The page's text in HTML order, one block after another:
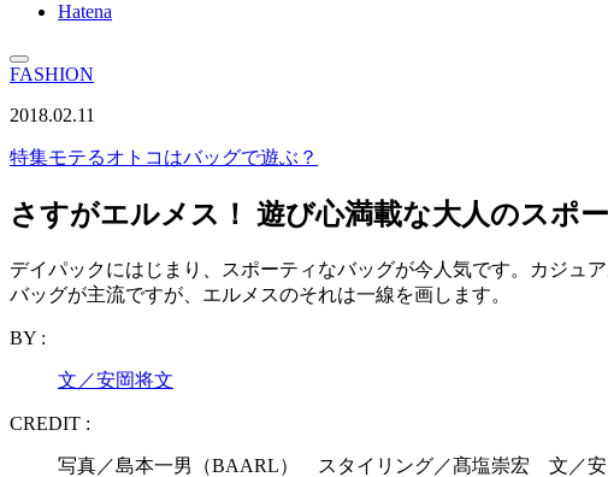
Hatena
FASHION
2018.02.11
特集モテるオトコはバッグで遊ぶ？
さすがエルメス！ 遊び心満載な大人のスポ
デイパックにはじまり、スポーティなバッグが今人気です。カジュ
バッグが主流ですが、エルメスのそれは一線を画します。
BY :
文／安岡将文
CREDIT :
写真／島本一男（BAARL） スタイリング／髙塩崇宏 文／